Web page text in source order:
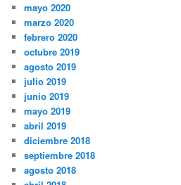
mayo 2020
marzo 2020
febrero 2020
octubre 2019
agosto 2019
julio 2019
junio 2019
mayo 2019
abril 2019
diciembre 2018
septiembre 2018
agosto 2018